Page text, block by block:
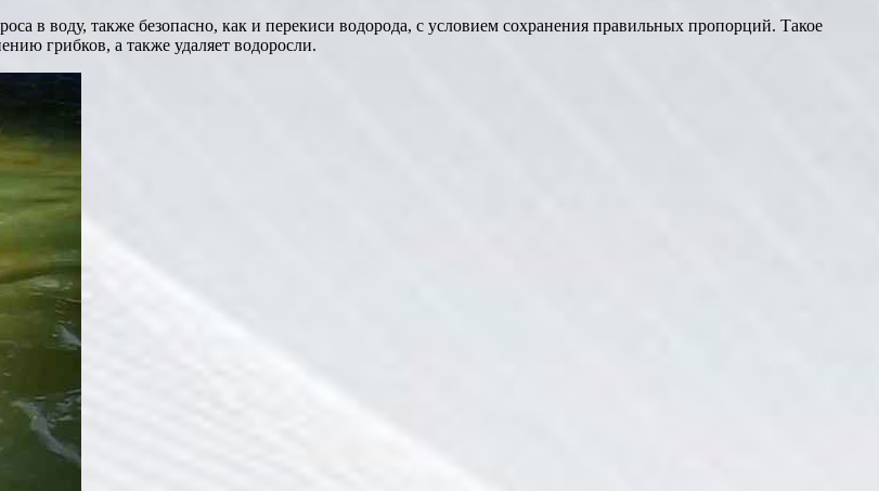
в воду, также безопасно, как и перекиси водорода, с условием сохранения правильных пропорций. Такое
грибков, а также удаляет водоросли.